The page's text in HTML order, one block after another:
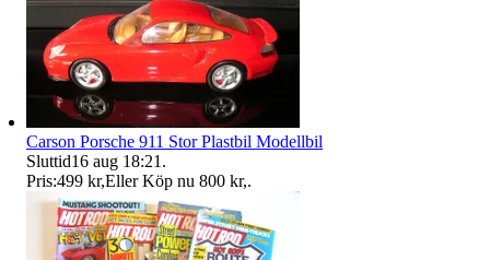
Carson Porsche 911 Stor Plastbil Modellbil
Sluttid16 aug 18:21 .
Pris:499 kr,Eller Köp nu 800 kr,.